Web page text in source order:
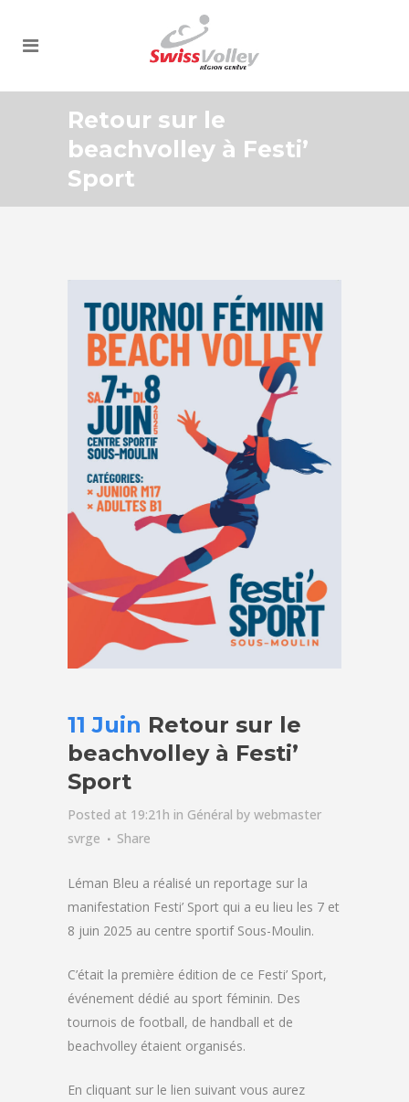
Retour sur le
beachvolley à Festi’
Sport
11 Juin Retour sur le
beachvolley à Festi’
Sport
Posted at 19:21h in Général by webmaster
svrge
Share
Léman Bleu a réalisé un reportage sur la
manifestation Festi’ Sport qui a eu lieu les 7 et
8 juin 2025 au centre sportif Sous-Moulin.
C’était la première édition de ce Festi’ Sport,
événement dédié au sport féminin. Des
tournois de football, de handball et de
beachvolley étaient organisés.
En cliquant sur le lien suivant vous aurez